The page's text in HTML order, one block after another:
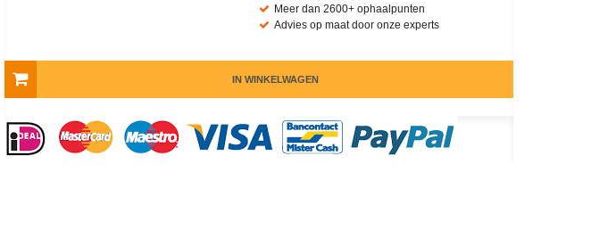
Meer dan 2600+ ophaalpunten
Advies op maat door onze experts
IN WINKELWAGEN